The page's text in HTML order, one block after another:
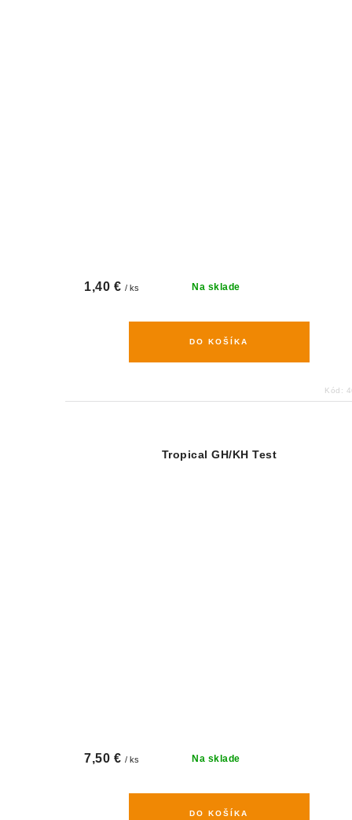
Na sklade
1,40 € / ks
DO KOŠÍKA
Kód:
Tropical GH/KH Test
Na sklade
7,50 € / ks
DO KOŠÍKA